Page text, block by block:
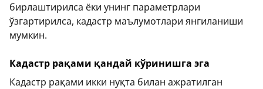
бирлаштирилса ёки унинг параметрлари
ўзгартирилса, кадастр маълумотлари янгиланиши
мумкин.
Кадастр рақами қандай кўринишга эга
Кадастр рақами икки нуқта билан ажратилган